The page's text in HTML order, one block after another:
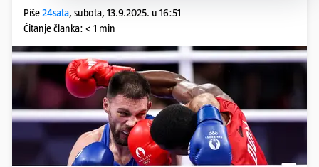
Piše24sata, subota, 13.9.2025. u 16:51
Čitanje članka: < 1 min